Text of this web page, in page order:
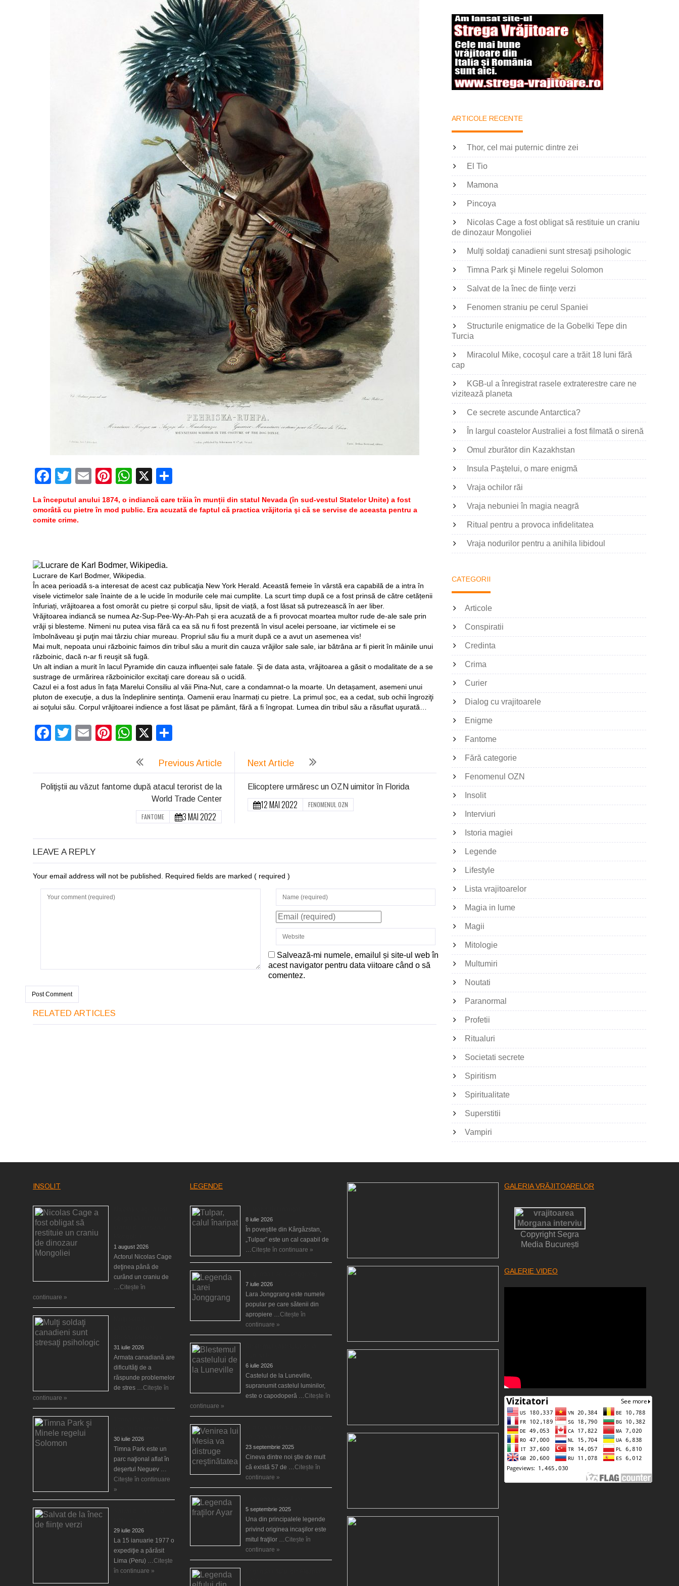
Facebook
Twitter
EmailPinterest
WhatsApp
X
La începutul anului 1874, o indiancă care trăia în munții din statul Nevada (în sud-vestul Statelor Unite) a fost
omorâtă cu pietre în mod public. Era acuzată de faptul că practica vrăjitoria şi că se servise de aceasta pentru a
comite crime.
Lucrare de Karl Bodmer, Wikipedia.
În acea perioadă s-a interesat de acest caz publicaţia New York Herald. Această femeie în vârstă era capabilă de a intra în
visele victimelor sale înainte de a le ucide în modurile cele mai cumplite. La scurt timp după ce a fost prinsă de către cetățenii
înfuriați, vrăjitoarea a fost omorât cu pietre și corpul său, lipsit de viață, a fost lăsat să putrezească în aer liber.
Vrăjitoarea indiancă se numea Az-Sup-Pee-Wy-Ah-Pah și era acuzată de a fi provocat moartea multor rude de-ale sale prin
vrăji și blesteme. Nimeni nu putea visa fără ca ea să nu fi fost prezentă în visul acelei persoane, iar victimele ei se
îmbolnăveau şi puţin mai târziu chiar mureau. Propriul său fiu a murit după ce a avut un asemenea vis!
Mai mult, nepoata unui războinic faimos din tribul său a murit din cauza vrăjilor sale sale, iar bătrâna ar fi pierit în mâinile unui
războinic, dacă n-ar fi reuşit să fugă.
Un alt indian a murit în lacul Pyramide din cauza influenței sale fatale. Şi de data asta, vrăjitoarea a găsit o modalitate de a se
sustrage de urmărirea războinicilor excitaţi care doreau să o ucidă.
Cazul ei a fost adus în fața Marelui Consiliu al văii Pina-Nut, care a condamnat-o la moarte. Un detașament, asemeni unui
pluton de execuţie, a dus la îndeplinire sentinţa. Oamenii erau înarmați cu pietre. La primul șoc, ea a cedat, sub ochii îngroziţi
ai soţului său. Corpul vrăjitoarei indience a fost lăsat pe pământ, fără a fi îngropat. Lumea din tribul său a răsuflat uşurată…
Facebook
Twitter
EmailPinterest
WhatsApp
X
Previous Article
Poliţiştii au văzut fantome după atacul terorist de la
World Trade Center
3 MAI 2022
FANTOME
Next Article
Elicoptere urmăresc un OZN uimitor în Florida
12 MAI 2022 FENOMENUL OZN
LEAVE A REPLY
Your email address will not be published. Required fields are marked ( required )
Salvează-mi numele, emailul și site-ul web în
acest navigator pentru data viitoare când o să
comentez.
RELATED ARTICLES
ARTICOLE RECENTE
Thor, cel mai puternic dintre zei
El Tio
Mamona
Pincoya
Nicolas Cage a fost obligat să restituie un craniu
de dinozaur Mongoliei
Mulţi soldaţi canadieni sunt stresaţi psihologic
Timna Park şi Minele regelui Solomon
Salvat de la înec de fiinţe verzi
Fenomen straniu pe cerul Spaniei
Structurile enigmatice de la Gobelki Tepe din
Turcia
Miracolul Mike, cocoşul care a trăit 18 luni fără
cap
KGB-ul a înregistrat rasele extraterestre care ne
vizitează planeta
Ce secrete ascunde Antarctica?
În largul coastelor Australiei a fost filmată o sirenă
Omul zburător din Kazakhstan
Insula Paştelui, o mare enigmă
Vraja ochilor răi
Vraja nebuniei în magia neagră
Ritual pentru a provoca infidelitatea
Vraja nodurilor pentru a anihila libidoul
CATEGORII
Articole
Conspiratii
Credinta
Crima
Curier
Dialog cu vrajitoarele
Enigme
Fantome
Fără categorie
Fenomenul OZN
Insolit
Interviuri
Istoria magiei
Legende
Lifestyle
Lista vrajitoarelor
Magia in lume
Magii
Mitologie
Multumiri
Noutati
Paranormal
Profetii
Ritualuri
Societati secrete
Spiritism
Spiritualitate
Superstitii
Vampiri
INSOLIT
1 august 2026
Actorul Nicolas Cage
deţinea până de
curând un craniu de
…Citește în
continuare »
31 iulie 2026
Armata canadiană are
dificultăţi de a
răspunde problemelor
de stres …Citește în
continuare »
30 iulie 2026
Timna Park este un
parc naţional aflat în
deşertul Neguev …
Citește în continuare
»
29 iulie 2026
La 15 ianuarie 1977 o
expediţie a părăsit
Lima (Peru) …Citește
în continuare »
LEGENDE
8 iulie 2026
În poveștile din Kârgâzstan,
„Tulpar” este un cal capabil de
…Citește în continuare »
7 iulie 2026
Lara Jonggrang este numele
popular pe care sătenii din
apropiere …Citește în
continuare »
6 iulie 2026
Castelul de la Luneville,
supranumit castelul luminilor,
este o capodoperă …Citește în
continuare »
23 septembrie 2025
Cineva dintre noi ştie de mult
că există 57 de …Citește în
continuare »
5 septembrie 2025
Una din principalele legende
privind originea incaşilor este
mitul fraţilor …Citește în
continuare »
GALERIA VRĂJITOARELOR
Copyright Segra
Media București
GALERIE VIDEO